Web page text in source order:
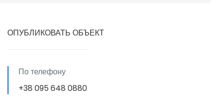
ОПУБЛИКОВАТЬ ОБЪЕКТ
По телефону
+38 095 648 0880